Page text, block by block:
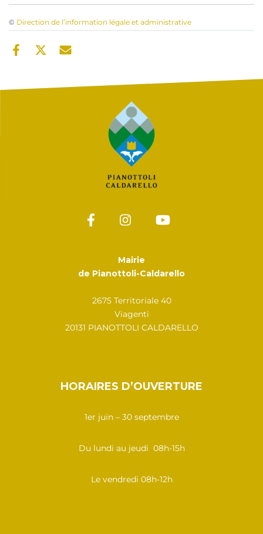
© Direction de l’information légale et administrative
Mairie
de Pianottoli-Caldarello
2675 Territoriale 40
Viagenti
20131 PIANOTTOLI CALDARELLO
HORAIRES D’OUVERTURE
1er juin – 30 septembre
Du lundi au jeudi 08h-15h
Le vendredi 08h-12h